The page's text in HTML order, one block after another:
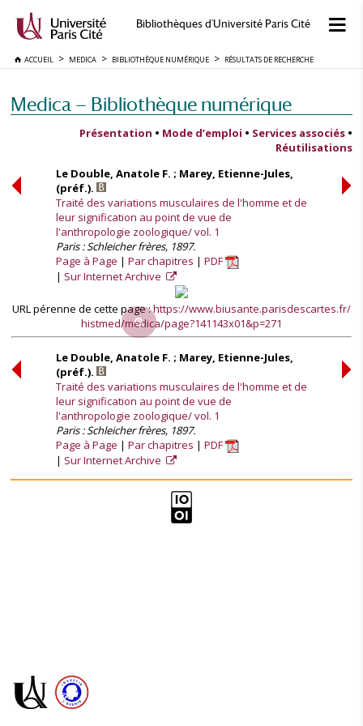
Bibliothèques d'Université Paris Cité
ACCUEIL MEDICA BIBLIOTHÈQUE NUMÉRIQUE RÉSULTATS DE RECHERCHE
Medica — Bibliothèque numérique
Présentation • Mode d’emploi • Services associés •
Réutilisations
Le Double, Anatole F. ; Marey, Etienne-Jules,
(préf.).
Traité des variations musculaires de l'homme et de
leur signification au point de vue de
l'anthropologie zoologique/ vol. 1
Paris : Schleicher frères, 1897.
Page à Page
Par chapitres
PDF
Sur Internet Archive
URL pérenne de cette page :https://www.biusante.parisdescartes.fr/
histmed/medica/page?141143x01&p=271
Le Double, Anatole F. ; Marey, Etienne-Jules,
(préf.).
Traité des variations musculaires de l'homme et de
leur signification au point de vue de
l'anthropologie zoologique/ vol. 1
Paris : Schleicher frères, 1897.
Page à Page
Par chapitres
PDF
Sur Internet Archive